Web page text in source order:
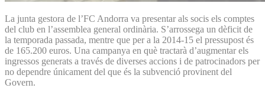
La junta gestora de l’FC Andorra va presentar als socis els comptes
del club en l’assemblea general ordinària. S’arrossega un dèficit de
la temporada passada, mentre que per a la 2014-15 el pressupost és
de 165.200 euros. Una campanya en què tractarà d’augmentar els
ingressos generats a través de diverses accions i de patrocinadors per
no dependre únicament del que és la subvenció provinent del
Govern.